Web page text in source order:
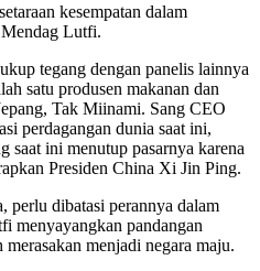
kesempatan dalam
Mendag Lutfi.
tegang dengan panelis lainnya
satu produsen makanan dan
Tak Miinami. Sang CEO
perdagangan dunia saat ini,
saat ini menutup pasarnya karena
Presiden China Xi Jin Ping.
perlu dibatasi perannya dalam
menyayangkan pandangan
menjadi negara maju.